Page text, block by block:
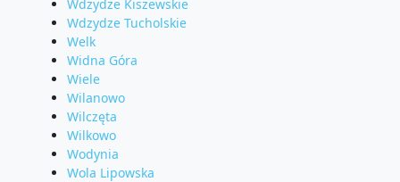
Wdzydze Kiszewskie
Wdzydze Tucholskie
Welk
Widna Góra
Wiele
Wilanowo
Wilczęta
Wilkowo
Wodynia
Wola Lipowska